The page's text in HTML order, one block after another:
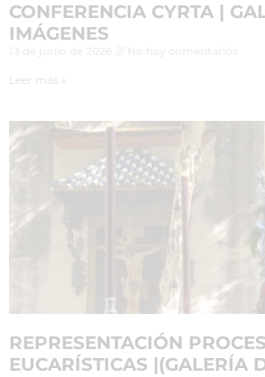
CONFERENCIA CYRTA |
IMÁGENES
Leer más »
REPRESENTACIÓN
EUCARÍSTICAS |(GALERÍA